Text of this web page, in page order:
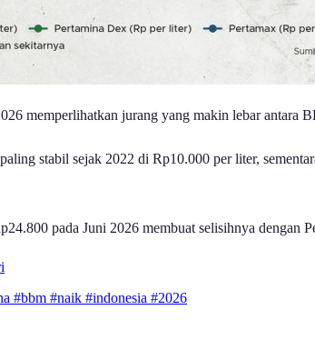
memperlihatkan jurang yang makin lebar antara
stabil sejak 2022 di Rp10.000 per liter,
pada Juni 2026 membuat selisihnya dengan
#bbm #naik #indonesia #2026